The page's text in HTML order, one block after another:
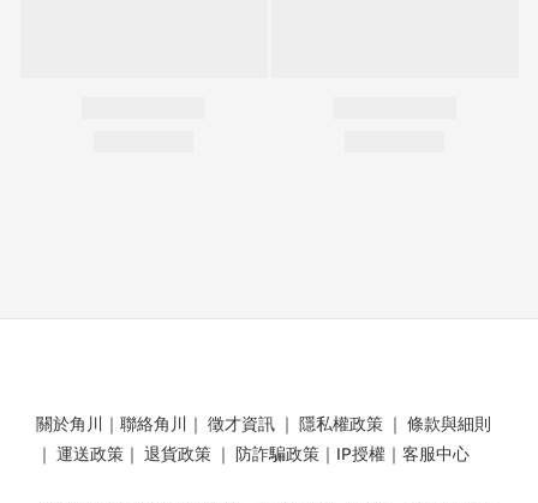
關於角川 ｜ 聯絡角川 ｜ 徵才資訊 ｜ 隱私權政策 ｜ 條款與細則
｜ 運送政策 ｜ 退貨政策 ｜ 防詐騙政策 ｜ IP授權 ｜ 客服中心